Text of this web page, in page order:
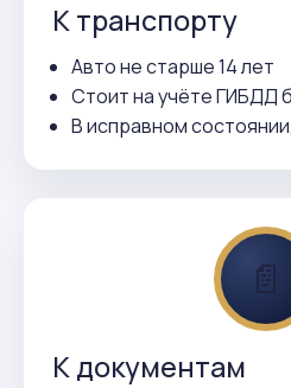
К транспорту
Авто не старше 14 лет
Стоит на учёте ГИБДД
В исправном
📄
К документам